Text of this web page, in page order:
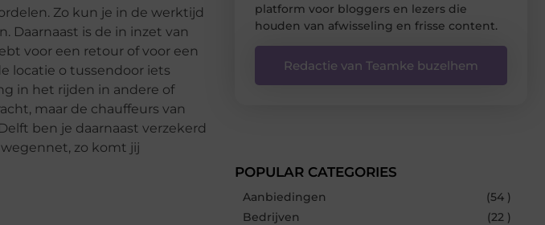
Zo kun je in de werktijd
Daarnaast is de in inzet van
voor een retour of voor een
locatie o tussendoor iets
in het rijden in andere of
maar de chauffeurs van
ben je daarnaast verzekerd
zo komt jij
platform voor bloggers en lezers die
houden van afwisseling en frisse content.
Redactie van Teamke buzelhem
POPULAR CATEGORIES
Aanbiedingen
(54 )
Bedrijven
(22 )